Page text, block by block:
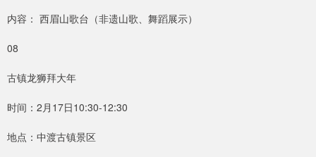
内容： 西眉山歌台（非遗山歌、舞蹈展示）
08
古镇龙狮拜大年
时间：2月17日10:30-12:30
地点：中渡古镇景区